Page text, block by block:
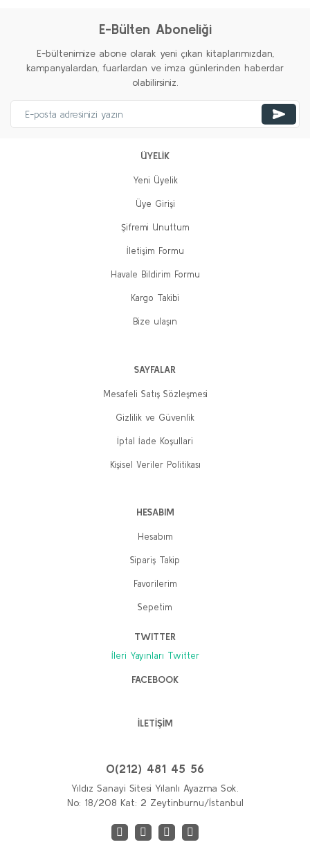
Nâzım'ın Çilesi
Che Guevara
300,00 TL
240,00 TL
Sepete Ekle
Yârin Yanağından Gayri
200,00 TL
E-Bülten Aboneliği
E-bültenimize abone olarak yeni çıkan kitaplarımızdan,
kampanyalardan, fuarlardan ve imza günlerinden haberdar
olabilirsiniz.
ÜYELİK
Yeni Üyelik
Üye Girişi
Şifremi Unuttum
İletişim Formu
Havale Bildirim Formu
Kargo Takibi
Bize ulaşın
SAYFALAR
Mesafeli Satış Sözleşmesi
Gizlilik ve Güvenlik
İptal İade Koşullari
Kişisel Veriler Politikası
HESABIM
Hesabım
Sipariş Takip
Favorilerim
Sepetim
TWITTER
İleri Yayınları Twitter
FACEBOOK
İLETİŞİM
0(212) 481 45 56
Yıldız Sanayi Sitesi Yılanlı Ayazma Sok.
No: 18/208 Kat: 2 Zeytinburnu/İstanbul